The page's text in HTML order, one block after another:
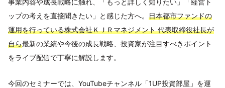
ップの考えを直接聞きたい」と感じた方へ。 日本都市ファンドの
運用を行っている株式会社ＫＪＲマネジメント 代表取締役社長が
自ら最新の業績や今後の成長戦略、投資家が注目すべきポイント
をライブ配信で丁寧に解説します。
今回のセミナーでは、YouTubeチャンネル「1UP投資部屋」を運